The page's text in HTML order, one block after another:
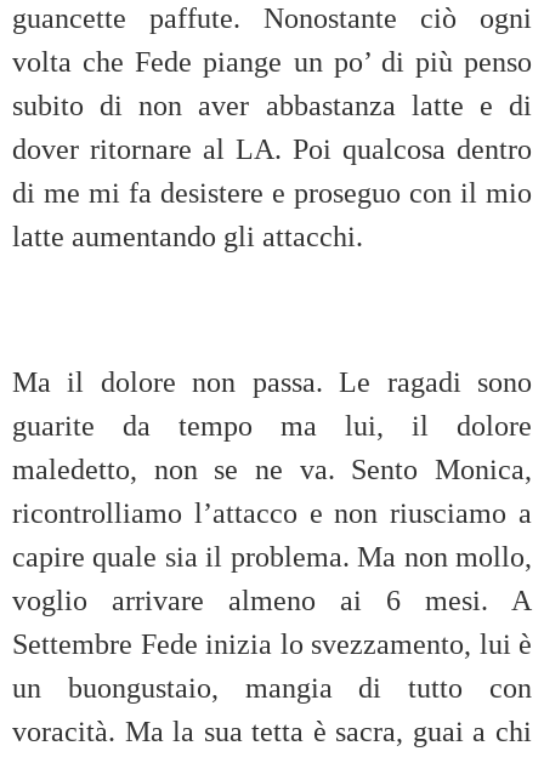
guancette paffute. Nonostante ciò ogni
volta che Fede piange un po’ di più penso
subito di non aver abbastanza latte e di
dover ritornare al LA. Poi qualcosa dentro
di me mi fa desistere e proseguo con il mio
latte aumentando gli attacchi.
Ma il dolore non passa. Le ragadi sono
guarite da tempo ma lui, il dolore
maledetto, non se ne va. Sento Monica,
ricontrolliamo l’attacco e non riusciamo a
capire quale sia il problema. Ma non mollo,
voglio arrivare almeno ai 6 mesi. A
Settembre Fede inizia lo svezzamento, lui è
un buongustaio, mangia di tutto con
voracità. Ma la sua tetta è sacra, guai a chi